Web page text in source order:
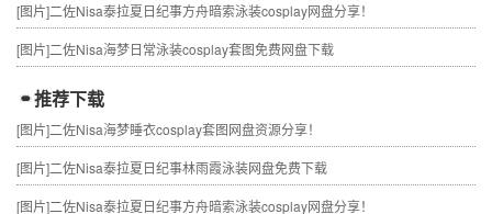
[图片]二佐Nisa泰拉夏日纪事方舟暗索泳装cosplay网盘分享！
[图片]二佐Nisa海梦日常泳装cosplay套图免费网盘下载
推荐下载
[图片]二佐Nisa海梦睡衣cosplay套图网盘资源分享！
[图片]二佐Nisa泰拉夏日纪事林雨霞泳装网盘免费下载
[图片]二佐Nisa泰拉夏日纪事方舟暗索泳装cosplay网盘分享！